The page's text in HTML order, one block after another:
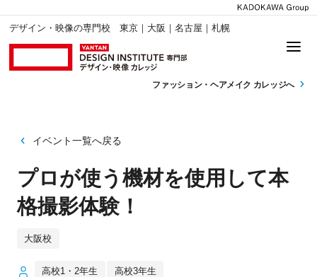
デザイン・映像の専門校 東京｜大阪｜名古屋｜札幌
ファッション・ ヘアメイク カレッジへ
イベント一覧へ戻る
プロが使う機材を使用して本
格撮影体験！
大阪校
高校1・2年生 高校3年生